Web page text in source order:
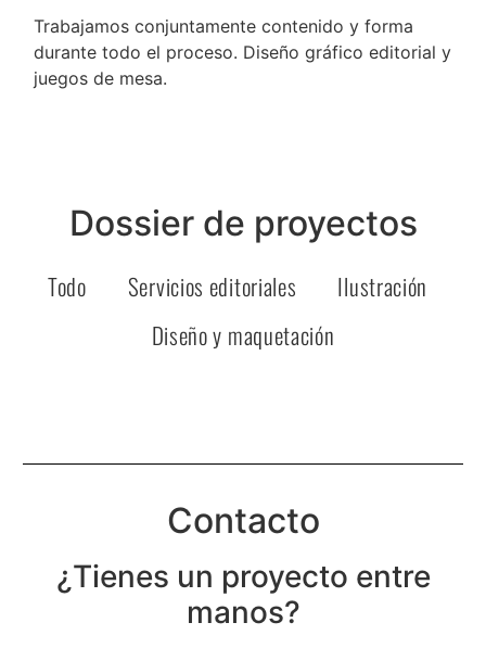
Trabajamos conjuntamente contenido y forma
durante todo el proceso. Diseño gráfico editorial y
juegos de mesa.
Dossier de proyectos
Todo Servicios editoriales
Ilustración
Diseño y maquetación
Contacto
¿Tienes un proyecto entre
manos?